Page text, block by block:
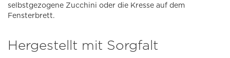
selbstgezogene Zucchini oder die Kresse auf dem
Fensterbrett.
Hergestellt mit Sorgfalt